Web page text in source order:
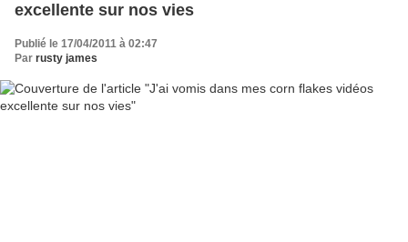
excellente sur nos vies
Publié le 17/04/2011 à 02:47
Par rusty james